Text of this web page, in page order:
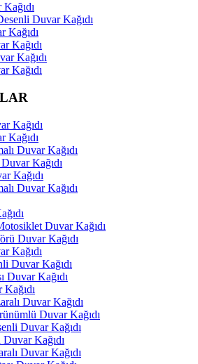
Duvar Kağıdı
Kağıdı
Kağıdı
Kağıdı
Kağıdı
Kağıdı
Kağıdı
Duvar Kağıdı
Kağıdı
Kağıdı
Duvar Kağıdı
Duvar Kağıdı
Duvar Kağıdı
Kağıdı
Duvar Kağıdı
Duvar Kağıdı
Duvar Kağıdı
Duvar Kağıdı
Duvar Kağıdı
Kağıdı
Duvar Kağıdı